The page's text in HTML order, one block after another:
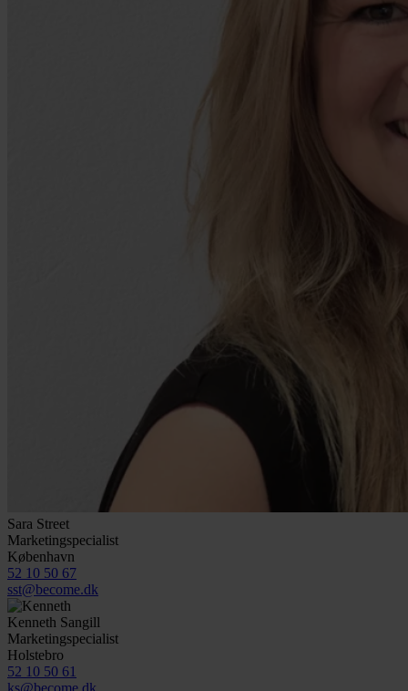
Sara Street
Marketingspecialist
København
52 10 50 67
sst@become.dk
Kenneth Sangill
Marketingspecialist
Holstebro
52 10 50 61